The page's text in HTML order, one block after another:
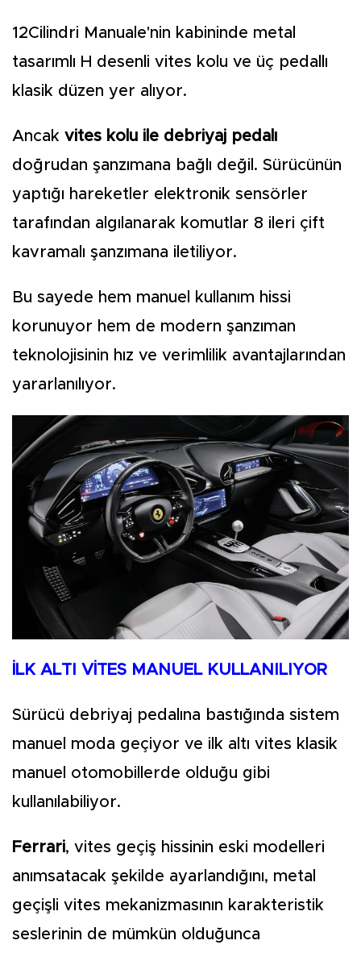
12Cilindri Manuale'nin kabininde metal
tasarımlı H desenli vites kolu ve üç pedallı
klasik düzen yer alıyor.
Ancak vites kolu ile debriyaj pedalı
doğrudan şanzımana bağlı değil. Sürücünün
yaptığı hareketler elektronik sensörler
tarafından algılanarak komutlar 8 ileri çift
kavramalı şanzımana iletiliyor.
Bu sayede hem manuel kullanım hissi
korunuyor hem de modern şanzıman
teknolojisinin hız ve verimlilik avantajlarından
yararlanılıyor.
İLK ALTI VİTES MANUEL KULLANILIYOR
Sürücü debriyaj pedalına bastığında sistem
manuel moda geçiyor ve ilk altı vites klasik
manuel otomobillerde olduğu gibi
kullanılabiliyor.
Ferrari, vites geçiş hissinin eski modelleri
anımsatacak şekilde ayarlandığını, metal
geçişli vites mekanizmasının karakteristik
seslerinin de mümkün olduğunca